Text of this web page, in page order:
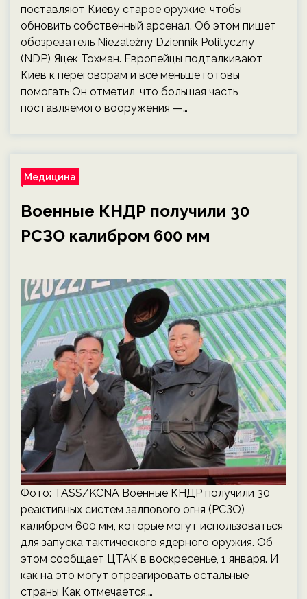
поставляют Киеву старое оружие, чтобы
обновить собственный арсенал. Об этом пишет
обозреватель Niezależny Dziennik Polityczny
(NDP) Яцек Тохман. Европейцы подталкивают
Киев к переговорам и всё меньше готовы
помогать Он отметил, что большая часть
поставляемого вооружения —…
Медицина
Военные КНДР получили 30
РСЗО калибром 600 мм
Фото: TASS/KCNA Военные КНДР получили 30
реактивных систем залпового огня (РСЗО)
калибром 600 мм, которые могут использоваться
для запуска тактического ядерного оружия. Об
этом сообщает ЦТАК в воскресенье, 1 января. И
как на это могут отреагировать остальные
страны Как отмечается,…